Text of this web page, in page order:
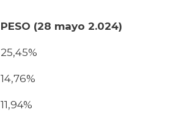
PESO (28 mayo 2.024)
25,45%
14,76%
11,94%